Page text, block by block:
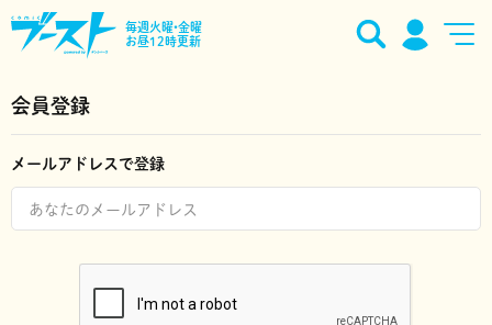
毎週火曜•金曜
お昼12時更新
会員登録
メールアドレスで登録